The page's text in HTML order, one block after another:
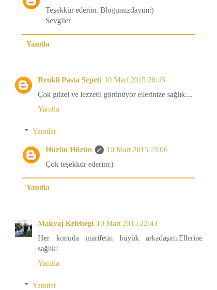
Teşekkür ederim. Blogunuzdayım:)
Sevgiler
Yanıtla
Renkli Pasta Sepeti 10 Mart 2015 20:45
Çok güzel ve lezzetli görünüyor ellerinize sağlık....
Yanıtla
Yanıtlar
Hüzün Hüzün
10 Mart 2015 23:06
Çok teşekkür ederim:)
Yanıtla
Makyaj Kelebegi 10 Mart 2015 22:43
Her konuda marifetin büyük arkadaşım.Ellerine
sağlık!
Yanıtla
Yanıtlar